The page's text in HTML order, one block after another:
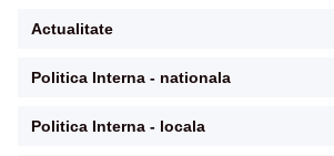
Actualitate
Politica Interna - nationala
Politica Interna - locala